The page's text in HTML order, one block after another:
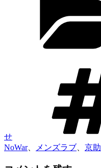
せ
NoWar、 メンズラブ 京助